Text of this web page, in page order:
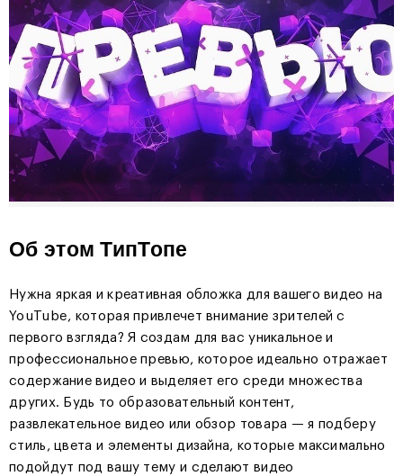
Об этом ТипТопе
Нужна яркая и креативная обложка для вашего видео на
YouTube, которая привлечет внимание зрителей с
первого взгляда? Я создам для вас уникальное и
профессиональное превью, которое идеально отражает
содержание видео и выделяет его среди множества
других. Будь то образовательный контент,
развлекательное видео или обзор товара — я подберу
стиль, цвета и элементы дизайна, которые максимально
подойдут под вашу тему и сделают видео